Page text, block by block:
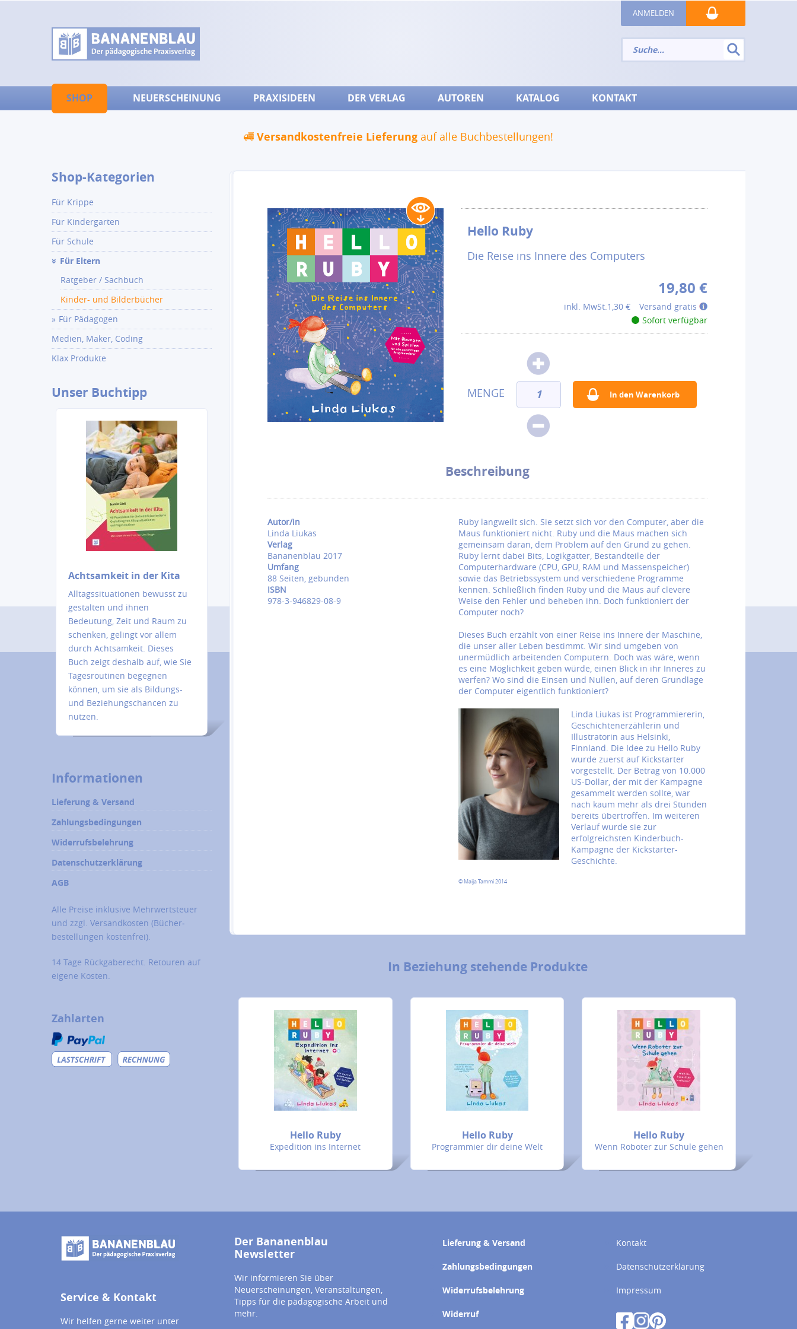
ANMELDEN
SHOP NEUERSCHEINUNG PRAXISIDEEN DER VERLAG AUTOREN KATALOG KONTAKT
Versandkostenfreie Lieferung auf alle Buchbestellungen!
Hello Ruby
Die Reise ins Innere des Computers
19,80 €
inkl. MwSt.1,30 €
Versand gratis
Sofort verfügbar
Beschreibung
Autor/in
Linda Liukas
Verlag
Bananenblau 2017
Umfang
88 Seiten, gebunden
ISBN
978-3-946829-08-9
Ruby langweilt sich. Sie setzt sich vor den Computer, aber die
Maus funktioniert nicht. Ruby und die Maus machen sich
gemeinsam daran, dem Problem auf den Grund zu gehen.
Ruby lernt dabei Bits, Logikgatter, Bestandteile der
Computerhardware (CPU, GPU, RAM und Massenspeicher)
sowie das Betriebssystem und verschiedene Programme
kennen. Schließlich finden Ruby und die Maus auf clevere
Weise den Fehler und beheben ihn. Doch funktioniert der
Computer noch?
Dieses Buch erzählt von einer Reise ins Innere der Maschine,
die unser aller Leben bestimmt. Wir sind umgeben von
unermüdlich arbeitenden Computern. Doch was wäre, wenn
es eine Möglichkeit geben würde, einen Blick in ihr Inneres zu
werfen? Wo sind die Einsen und Nullen, auf deren Grundlage
der Computer eigentlich funktioniert?
Linda Liukas ist Programmiererin,
Geschichtenerzählerin und
Illustratorin aus Helsinki,
Finnland. Die Idee zu Hello Ruby
wurde zuerst auf Kickstarter
vorgestellt. Der Betrag von 10.000
US-Dollar, der mit der Kampagne
gesammelt werden sollte, war
nach kaum mehr als drei Stunden
bereits übertroffen. Im weiteren
Verlauf wurde sie zur
erfolgreichsten Kinderbuch-
Kampagne der Kickstarter-
Geschichte.
© Maija Tammi 2014
In Beziehung stehende Produkte
Hello Ruby
Expedition ins Internet
Hello Ruby
Programmier dir deine Welt
Hello Ruby
Wenn Roboter zur Schule gehen
Shop-Kategorien
Für Krippe
Für Kindergarten
Für Schule
Für Eltern
Ratgeber / Sachbuch
Kinder- und Bilderbücher
Für Pädagogen
Medien, Maker, Coding
Klax Produkte
Unser Buchtipp
Achtsamkeit in der Kita
Alltagssituationen bewusst zu
gestalten und ihnen
Bedeutung, Zeit und Raum zu
schenken, gelingt vor allem
durch Achtsamkeit. Dieses
Buch zeigt deshalb auf, wie Sie
Tagesroutinen begegnen
können, um sie als Bildungs-
und Beziehungschancen zu
nutzen.
Informationen
Lieferung & Versand
Zahlungsbedingungen
Widerrufsbelehrung
Datenschutzerklärung
AGB
Alle Preise inklusive Mehrwertsteuer
und zzgl. Versandkosten (Bücher­
bestellungen kostenfrei).
14 Tage Rückgaberecht. Retouren auf
eigene Kosten.
Zahlarten
Service & Kontakt
Wir helfen gerne weiter unter
Der Bananenblau
Newsletter
Wir informieren Sie über
Neuerscheinungen, Veranstaltungen,
Tipps für die pädagogische Arbeit und
mehr.
Lieferung & Versand
Zahlungsbedingungen
Widerrufsbelehrung
Widerruf
Kontakt
Datenschutzerklärung
Impressum